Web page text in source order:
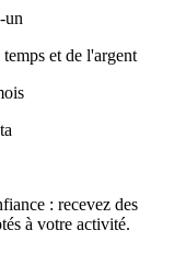
un
et de l'argent
: recevez des
à votre activité.